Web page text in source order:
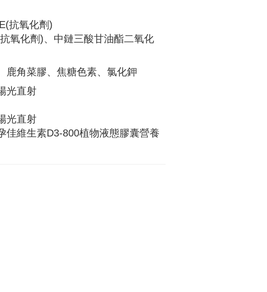
抗氧化劑)
氧化劑)、中鏈三酸甘油酯二氧化
鹿角菜膠、焦糖色素、氯化鉀
光直射
光直射
佳維生素D3-800植物液態膠囊營養